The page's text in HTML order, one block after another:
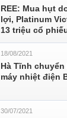
REE: Mua hụt
lợi, Platinum
13 triệu cổ
18/08/2021
Hà Tĩnh
máy nhiệt điện
30/07/2021